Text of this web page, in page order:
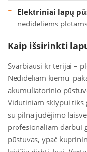
Elektriniai lapų
nedideliems
Kaip išsirinkti
Svarbiausi kriterijai –
Nedideliam kiemui
akumuliatorinio
Vidutiniam sklypui tiks
su pilna judėjimo
profesionaliam darbui
pūstuvas, ypač